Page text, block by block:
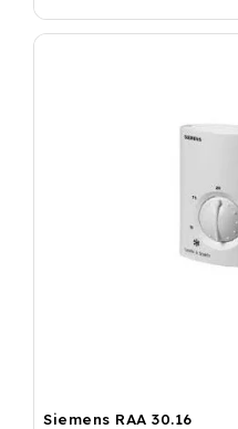
Siemens RAA 30.16